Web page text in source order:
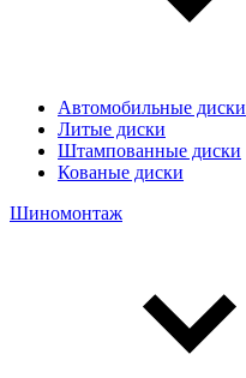
Автомобильные диски
Литые диски
Штампованные диски
Кованые диски
Шиномонтаж